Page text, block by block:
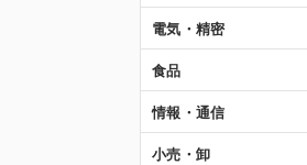
電気・精密
食品
情報・通信
小売・卸